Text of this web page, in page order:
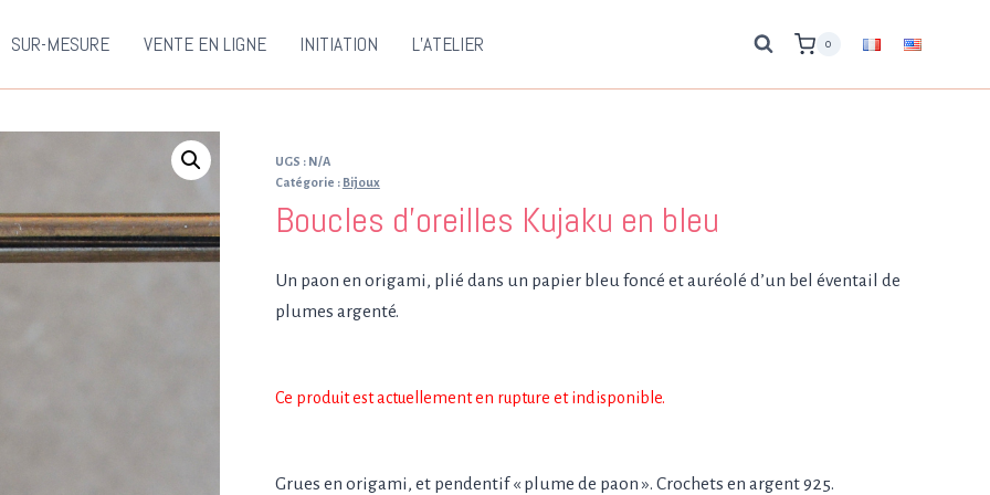
SUR-MESURE VENTE EN LIGNE INITIATION L’ATELIER 0
UGS : N/A
Catégorie : Bijoux
Boucles d’oreilles Kujaku en bleu
Un paon en origami, plié dans un papier bleu foncé et auréolé d’un bel éventail de
plumes argenté.
Ce produit est actuellement en rupture et indisponible.
Grues en origami, et pendentif « plume de paon ». Crochets en argent 925.